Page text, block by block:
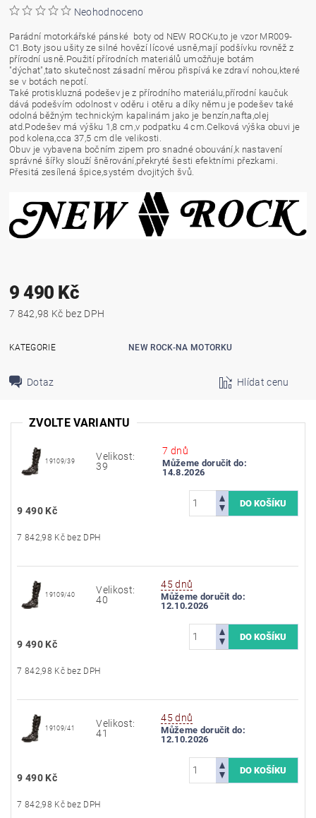
Neohodnoceno
Parádní motorkářské pánské boty od NEW ROCKu,to je vzor MR009-
C1.Boty jsou ušity ze silné hovězí lícové usně,mají podšívku rovněž z
přírodní usně.Použití přírodních materiálů umožňuje botám
"dýchat",tato skutečnost zásadní měrou přispívá ke zdraví nohou,které
se v botách nepotí.
Také protiskluzná podešev je z přírodního materiálu,přírodní kaučuk
dává podešvím odolnost v oděru i otěru a díky němu je podešev také
odolná běžným technickým kapalinám jako je benzín,nafta,olej
atd.Podešev má výšku 1,8 cm,v podpatku 4 cm.Celková výška obuvi je
pod kolena,cca 37,5 cm dle velikosti.
Obuv je vybavena bočním zipem pro snadné obouvání,k nastavení
správné šířky slouží šněrování,překryté šesti efektními přezkami.
Přesitá zesílená špice,systém dvojitých švů.
9 490 Kč
7 842,98 Kč bez DPH
KATEGORIE NEW ROCK-NA MOTORKU
Dotaz Hlídat cenu
ZVOLTE VARIANTU
19109/39
Velikost:
39
7 dnů
Můžeme doručit do:
14.8.2026
9 490 Kč
7 842,98 Kč bez DPH
19109/40
Velikost:
40
45 dnů
Můžeme doručit do:
12.10.2026
9 490 Kč
7 842,98 Kč bez DPH
19109/41
Velikost:
41
45 dnů
Můžeme doručit do:
12.10.2026
9 490 Kč
7 842,98 Kč bez DPH